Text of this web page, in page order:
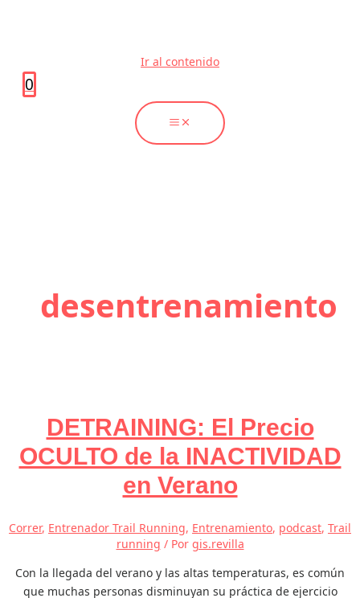
Ir al contenido
0
desentrenamiento
DETRAINING: El Precio
OCULTO de la INACTIVIDAD
en Verano
Correr, Entrenador Trail Running, Entrenamiento, podcast, Trail
running / Por gis.revilla
Con la llegada del verano y las altas temperaturas, es común
que muchas personas disminuyan su práctica de ejercicio